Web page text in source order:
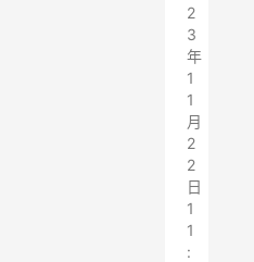
2
3
年
1
1
月
2
2
日
1
1
: